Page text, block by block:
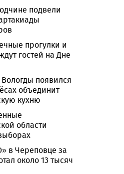
подвели
прогулки и
гостей на Дне
появился
объединит
кухню
области
в Череповце за
около 13 тысяч